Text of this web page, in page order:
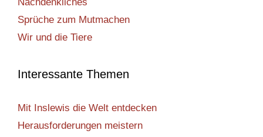
Sprüche zum Mutmachen
Wir und die Tiere
Interessante Themen
Mit Inslewis die Welt entdecken
Herausforderungen meistern